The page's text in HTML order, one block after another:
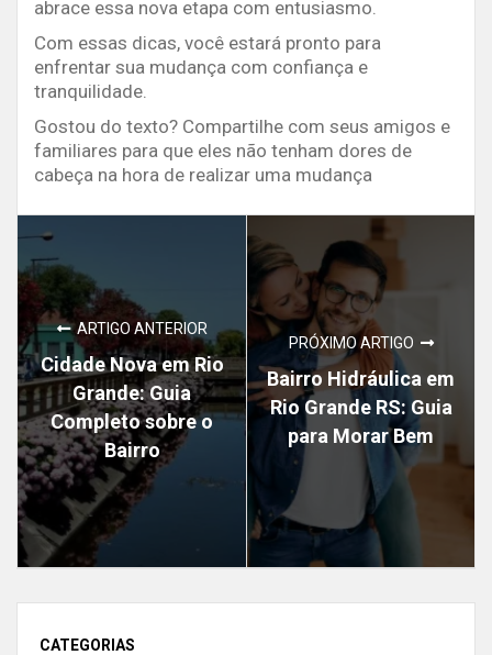
abrace essa nova etapa com entusiasmo.
Com essas dicas, você estará pronto para
enfrentar sua mudança com confiança e
tranquilidade.
Gostou do texto? Compartilhe com seus amigos e
familiares para que eles não tenham dores de
cabeça na hora de realizar uma mudança
ARTIGO ANTERIOR
Cidade Nova em Rio
Grande: Guia
Completo sobre o
Bairro
PRÓXIMO ARTIGO
Bairro Hidráulica em
Rio Grande RS: Guia
para Morar Bem
CATEGORIAS